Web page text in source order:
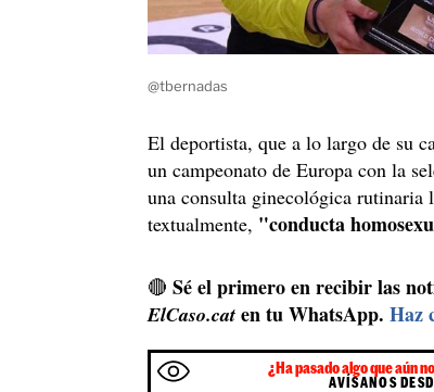
@tbernadas
El deportista, que a lo largo de su
un campeonato de Europa con la
una consulta ginecológica rutinaria
textualmente, "conducta
🔴Sé el primero en recibir las
ElCaso.cat en tu WhatsApp.Haz
¿Ha pasado algo que aún
AVÍSANOS